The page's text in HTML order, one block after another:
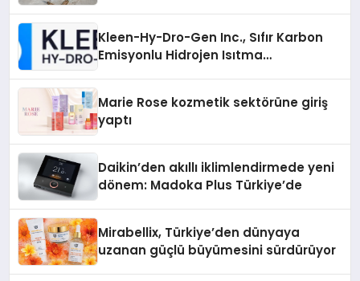
Kleen-Hy-Dro-Gen Inc., Sıfır Karbon
Emisyonlu Hidrojen Isıtma
Marie Rose kozmetik sektörüne giriş
yaptı
Daikin’den akıllı iklimlendirmede yeni
dönem: Madoka Plus Türkiye’de
Mirabellix, Türkiye’den dünyaya
uzanan güçlü büyümesini sürdürüyor